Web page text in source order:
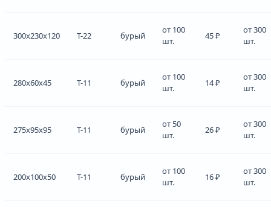
300x230x120 Т-22 бурый
от 100
шт.
45 ₽
от 300
шт.
280x60x45 Т-11 бурый
от 100
шт.
14 ₽
от 300
шт.
275x95x95 Т-11 бурый
от 50
шт.
26 ₽
от 300
шт.
200x100x50 Т-11 бурый
от 100
шт.
16 ₽
от 300
шт.